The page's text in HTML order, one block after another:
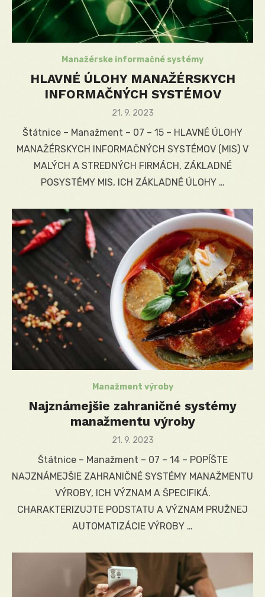
Manažérske informačné systémy
HLAVNÉ ÚLOHY MANAŽÉRSKYCH
INFORMAČNÝCH SYSTÉMOV
Posted
21. 9. 2023
Štátnice – Manažment – 07 – 15 – HLAVNÉ ÚLOHY
MANAŽÉRSKYCH INFORMAČNÝCH SYSTÉMOV (MIS) V
MALÝCH A STREDNÝCH FIRMÁCH, ZÁKLADNÉ
POSYSTÉMY MIS, ICH ZÁKLADNÉ ÚLOHY …
Manažment výroby
Najznámejšie zahraničné systémy
manažmentu výroby
Posted
21. 9. 2023
Štátnice – Manažment – 07 – 14 – POPÍŠTE
NAJZNÁMEJŠIE ZAHRANIČNÉ SYSTÉMY MANAŽMENTU
VÝROBY, ICH VÝZNAM A ŠPECIFIKÁ.
CHARAKTERIZUJTE PODSTATU A VÝZNAM PRUŽNEJ
AUTOMATIZÁCIE VÝROBY …